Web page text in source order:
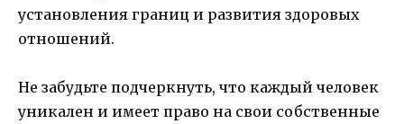
установления границ и развития здоровых
отношений.
Не забудьте подчеркнуть, что каждый человек
уникален и имеет право на свои собственные